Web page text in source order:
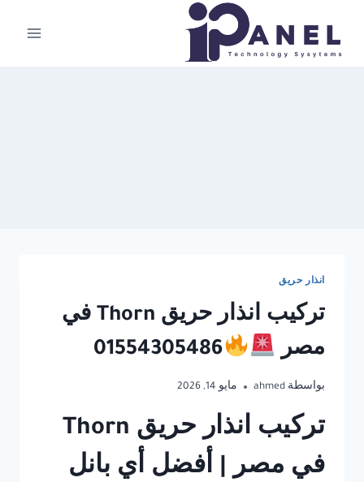
المحتوى
انذار حريق
تركيب انذار حريق Thorn في
مصر
01554305486
بواسطة ahmed مايو 14, 2026
تركيب انذار حريق Thorn
في مصر | أفضل أي بانل